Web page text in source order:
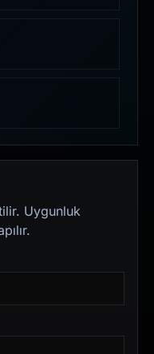
Uygunluk